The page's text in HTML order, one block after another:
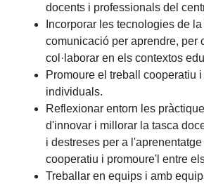
docents i professionals del
Incorporar les tecnologies de
comunicació per aprendre, per
col·laborar en els contextos
Promoure el treball cooperatiu
individuals.
Reflexionar entorn les
d'innovar i millorar la tasca
i destreses per a
cooperatiu i promoure'l entre
Treballar en equips i amb